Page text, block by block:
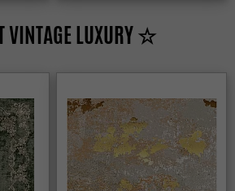
VINTAGE LUXURY ☆